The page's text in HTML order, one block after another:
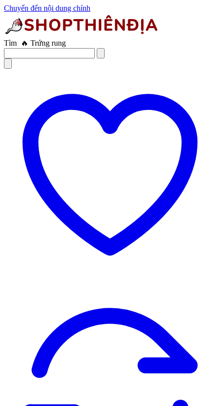
Chuyển đến nội dung chính
Tìm 🔥 Trứng rung